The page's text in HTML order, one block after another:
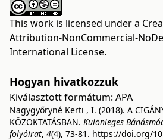
This work is licensed under a
Attribution-NonCommercial-
International License.
Hogyan hivatkozzuk
Kiválasztott formátum: APA
Nagygyőryné Kerti , I. (2018). A
KÖZOKTATÁSBAN. Különleges
folyóirat, 4(4), 73-81. https://doi.org/